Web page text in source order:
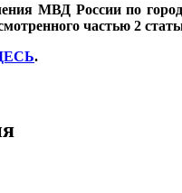
МВД России по
частью 2
.